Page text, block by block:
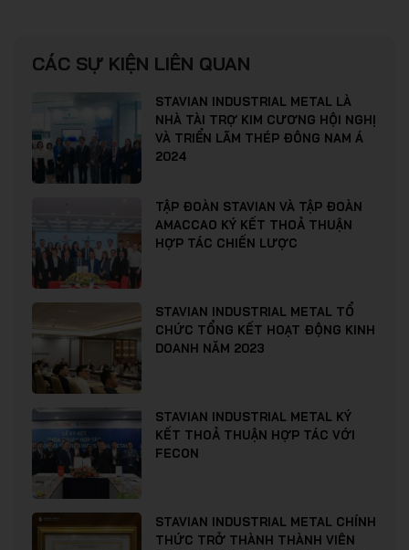
CÁC SỰ KIỆN LIÊN QUAN
STAVIAN INDUSTRIAL METAL LÀ
NHÀ TÀI TRỢ KIM CƯƠNG HỘI NGHỊ
VÀ TRIỂN LÃM THÉP ĐÔNG NAM Á
2024
TẬP ĐOÀN STAVIAN VÀ TẬP ĐOÀN
AMACCAO KÝ KẾT THOẢ THUẬN
HỢP TÁC CHIẾN LƯỢC
STAVIAN INDUSTRIAL METAL TỔ
CHỨC TỔNG KẾT HOẠT ĐỘNG KINH
DOANH NĂM 2023
STAVIAN INDUSTRIAL METAL KÝ
KẾT THOẢ THUẬN HỢP TÁC VỚI
FECON
STAVIAN INDUSTRIAL METAL CHÍNH
THỨC TRỞ THÀNH THÀNH VIÊN